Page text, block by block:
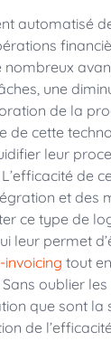
automatisé
une
de la
de cette
leur
de
et des
ce type de
leur permet
tout
oublier
que sont la
de